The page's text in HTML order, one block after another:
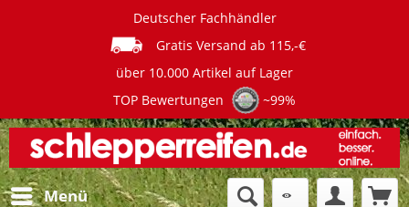
Deutscher Fachhändler
Gratis Versand ab 115,-€
über 10.000 Artikel auf Lager
TOP Bewertungen
~99%
Menü